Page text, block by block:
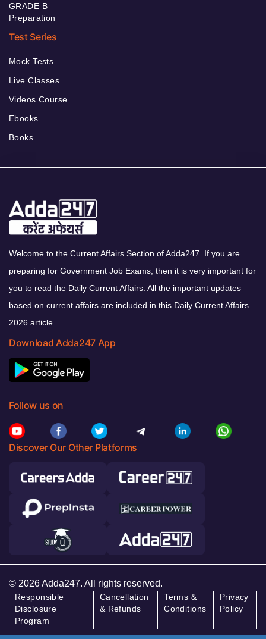
GRADE B
Preparation
Test Series
Mock Tests
Live Classes
Videos Course
Ebooks
Books
Welcome to the Current Affairs Section of Adda247. If you are
preparing for Government Job Exams, then it is very important for
you to read the Daily Current Affairs. All the important updates
based on current affairs are included in this Daily Current Affairs
2026 article.
Download Adda247 App
Follow us on
Discover Our Other Platforms
© 2026 Adda247. All rights reserved.
Responsible
Disclosure
Program
Cancellation
& Refunds
Terms &
Conditions
Privacy
Policy